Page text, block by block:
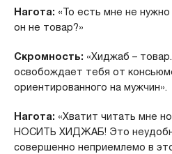
Нагота: «То есть мне не
он не товар?»
Скромность: «Хиджаб –
освобождает тебя от
ориентированного на мужчин».
Нагота: «Хватит читать мне
НОСИТЬ ХИДЖАБ! Это
совершенно неприемлемо в